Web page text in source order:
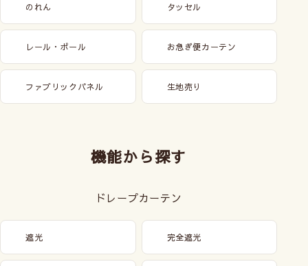
のれん タッセル
レール・ポール お急ぎ便カーテン
ファブリックパネル 生地売り
機能から探す
ドレープカーテン
遮光 完全遮光